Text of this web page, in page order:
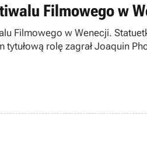
Filmowego w
Filmowego w Wenecji.
rolę zagrał Joaquin